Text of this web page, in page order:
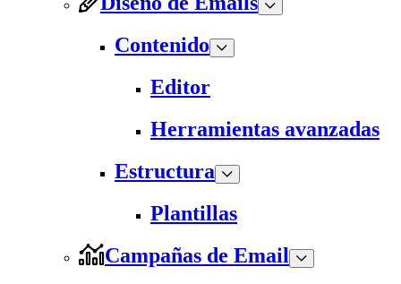
Contenido
Editor
Herramientas avanzadas
Estructura
Plantillas
Campañas de Email